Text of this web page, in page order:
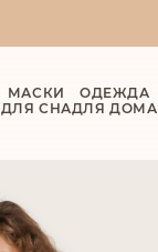
МАСКИ
ДЛЯ СНА
ОДЕЖДА
ДЛЯ ДОМА